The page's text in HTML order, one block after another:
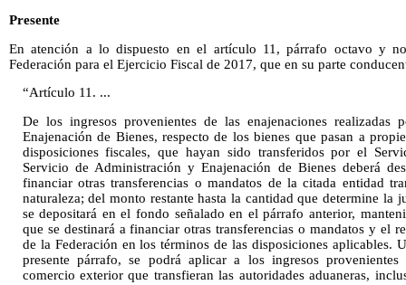
Presente
En atención a lo dispuesto en el artículo 11, párrafo octavo y
Federación para el Ejercicio Fiscal de 2017, que en su parte
“Artículo 11. ...
De los ingresos provenientes de las enajenaciones
Enajenación de Bienes, respecto de los bienes que pasan a
disposiciones fiscales, que hayan sido transferidos por el
Servicio de Administración y Enajenación de Bienes deberá
financiar otras transferencias o mandatos de la citada entidad
naturaleza; del monto restante hasta la cantidad que determine la
se depositará en el fondo señalado en el párrafo anterior,
que se destinará a financiar otras transferencias o mandatos y el
de la Federación en los términos de las disposiciones aplicables.
presente párrafo, se podrá aplicar a los ingresos
comercio exterior que transfieran las autoridades aduaneras,